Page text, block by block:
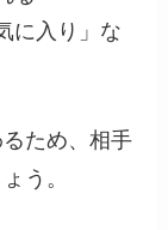
に入り」な
ため、相手
う。